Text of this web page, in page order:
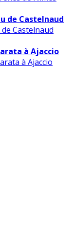
de Castelnaud
à Ajaccio